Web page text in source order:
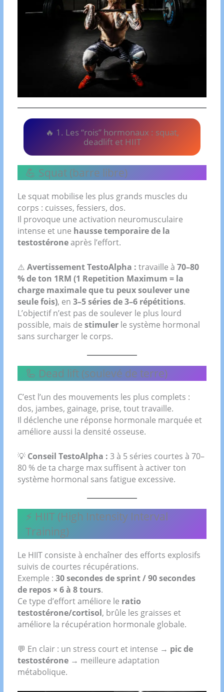
🔥 1. Les “rois” hormonaux : squat,
deadlift et HIIT
💪 Squat (barre libre)
Le squat mobilise les plus grands muscles du
corps : cuisses, fessiers, dos.
Il provoque une activation neuromusculaire
intense et une hausse temporaire de la
testostéroneaprès l’effort.
⚠️Avertissement TestoAlpha : travaille à70–80
% de ton 1RM (1 Repetition Maximum = la
charge maximale que tu peux soulever une
seule fois), en3–5 séries de 3–6 répétitions.
L’objectif n’est pas de soulever le plus lourd
possible, mais destimuler le système hormonal
sans surcharger le corps.
🦾 Dead lift (soulevé de terre)
C’est l’un des mouvements les plus complets :
dos, jambes, gainage, prise, tout travaille.
Il déclenche une réponse hormonale marquée et
améliore aussi la densité osseuse.
💡 Conseil TestoAlpha : 3 à 5 séries courtes à 70–
80 % de ta charge max suffisent à activer ton
système hormonal sans fatigue excessive.
⚡ HIIT (High Intensity Interval
Training)
Le HIIT consiste à enchaîner des efforts explosifs
suivis de courtes récupérations.
Exemple :30 secondes de sprint / 90 secondes
de repos × 6 à 8 tours.
Ce type d’effort améliore le ratio
testostérone/cortisol, brûle les graisses et
améliore la récupération hormonale globale.
💬 En clair : un stress court et intense → pic de
testostérone → meilleure adaptation
métabolique.